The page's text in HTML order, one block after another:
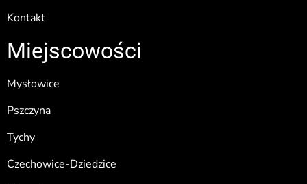
Kontakt
Miejscowości
Mysłowice
Pszczyna
Tychy
Czechowice-Dziedzice